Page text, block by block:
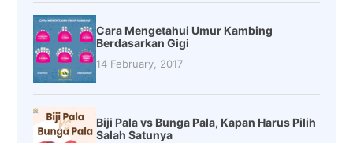
Cara Mengetahui Umur Kambing
Berdasarkan Gigi
14 February, 2017
Biji Pala vs Bunga Pala, Kapan Harus Pilih
Salah Satunya